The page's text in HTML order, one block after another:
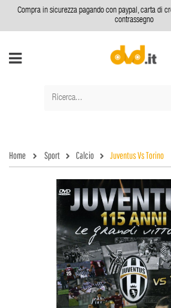
Compra in sicurezza pagando con paypal, carta di
contrassegno
Home Sport Calcio Juventus Vs Torino